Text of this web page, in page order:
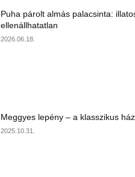
Puha párolt almás palacsinta:
ellenállhatatlan
2026.06.18.
Meggyes lepény – a klasszikus
2025.10.31.